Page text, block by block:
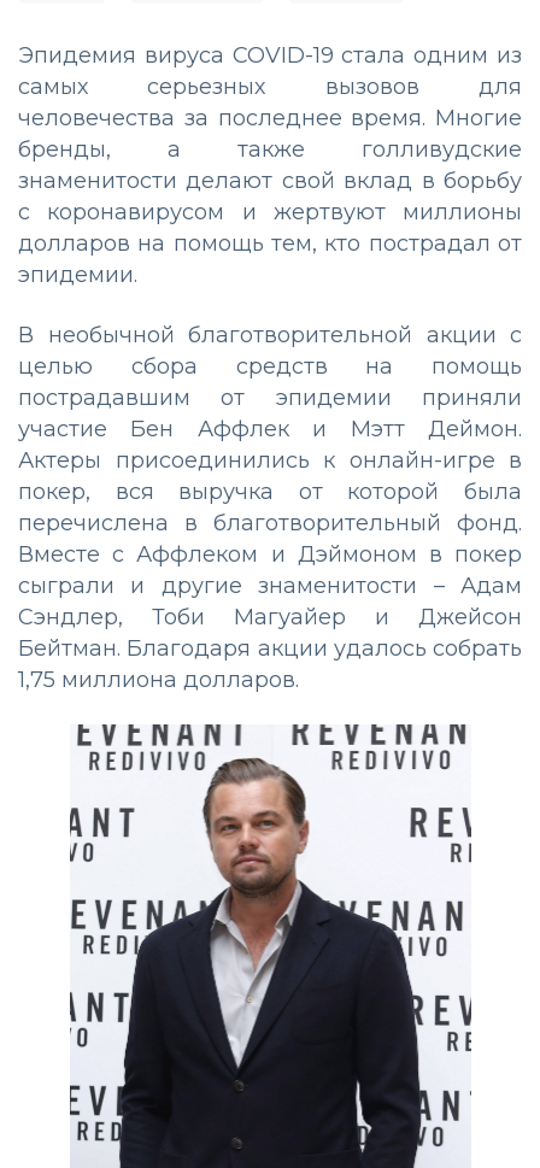
Эпидемия вируса COVID-19 стала одним из
самых серьезных вызовов для
человечества за последнее время. Многие
бренды, а также голливудские
знаменитости делают свой вклад в борьбу
с коронавирусом и жертвуют миллионы
долларов на помощь тем, кто пострадал от
эпидемии.
В необычной благотворительной акции с
целью сбора средств на помощь
пострадавшим от эпидемии приняли
участие Бен Аффлек и Мэтт Деймон.
Актеры присоединились к онлайн-игре в
покер, вся выручка от которой была
перечислена в благотворительный фонд.
Вместе с Аффлеком и Дэймоном в покер
сыграли и другие знаменитости – Адам
Сэндлер, Тоби Магуайер и Джейсон
Бейтман. Благодаря акции удалось собрать
1,75 миллиона долларов.